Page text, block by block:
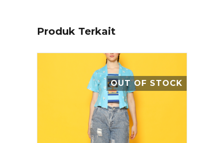
Produk Terkait
OUT OF STOCK